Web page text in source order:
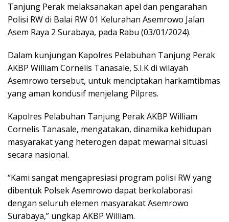
Tanjung Perak melaksanakan apel dan pengarahan
Polisi RW di Balai RW 01 Kelurahan Asemrowo Jalan
Asem Raya 2 Surabaya, pada Rabu (03/01/2024).
Dalam kunjungan Kapolres Pelabuhan Tanjung Perak
AKBP William Cornelis Tanasale, S.I.K di wilayah
Asemrowo tersebut, untuk menciptakan harkamtibmas
yang aman kondusif menjelang Pilpres.
Kapolres Pelabuhan Tanjung Perak AKBP William
Cornelis Tanasale, mengatakan, dinamika kehidupan
masyarakat yang heterogen dapat mewarnai situasi
secara nasional.
“Kami sangat mengapresiasi program polisi RW yang
dibentuk Polsek Asemrowo dapat berkolaborasi
dengan seluruh elemen masyarakat Asemrowo
Surabaya,” ungkap AKBP William.